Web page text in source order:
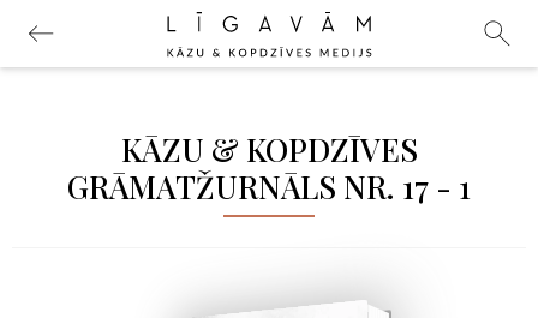
KĀZU & KOPDZĪVES
GRĀMATŽURNĀLS NR. 17 - 1